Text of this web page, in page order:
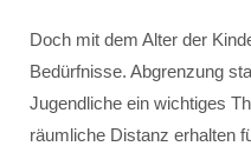
Doch mit dem Alter der
Bedürfnisse. Abgrenzung
Jugendliche ein wichtiges
räumliche Distanz erhalten